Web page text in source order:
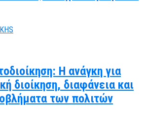
Η ανάγκη για
διοίκηση, διαφάνεια και
των πολιτών